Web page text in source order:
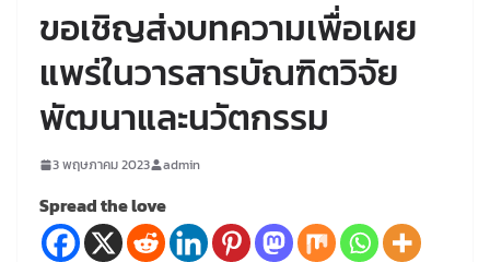
ขอเชิญส่งบทความเพื่อเผย
แพร่ในวารสารบัณฑิตวิจัย
พัฒนาและนวัตกรรม
3 พฤษภาคม 2023 admin
Spread the love